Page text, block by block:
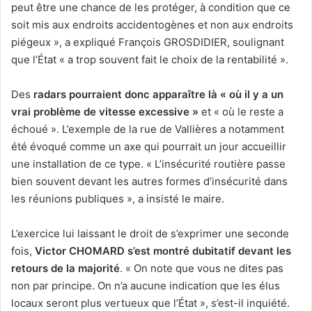
peut être une chance de les protéger, à condition que ce
soit mis aux endroits accidentogènes et non aux endroits
piégeux », a expliqué François GROSDIDIER, soulignant
que l’État « a trop souvent fait le choix de la rentabilité ».
Des radars pourraient donc apparaître là « où il y a un
vrai problème de vitesse excessive » et « où le reste a
échoué ». L’exemple de la rue de Vallières a notamment
été évoqué comme un axe qui pourrait un jour accueillir
une installation de ce type. « L’insécurité routière passe
bien souvent devant les autres formes d’insécurité dans
les réunions publiques », a insisté le maire.
L’exercice lui laissant le droit de s’exprimer une seconde
fois, Victor CHOMARD s’est montré dubitatif devant les
retours de la majorité. « On note que vous ne dites pas
non par principe. On n’a aucune indication que les élus
locaux seront plus vertueux que l’État », s’est-il inquiété.